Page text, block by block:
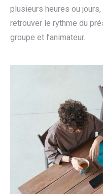
plusieurs heures ou
retrouver le rythme du
groupe et l’animateur.